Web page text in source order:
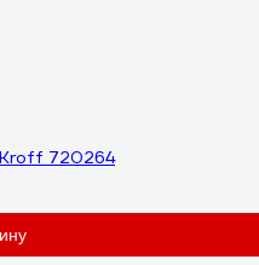
720264